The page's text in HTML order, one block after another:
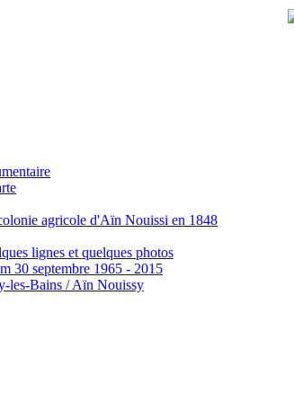
agricole d'Aïn Nouissi en 1848
lignes et quelques photos
30 septembre 1965 - 2015
les-Bains / Aïn Nouissy